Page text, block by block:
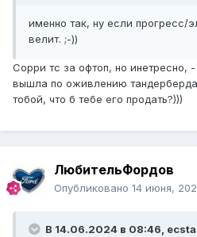
именно так, ну если прогресс/
велит. ;-))
Сорри тс за офтоп, но инетресно,
вышла по оживлению
тобой, что б тебе его продать?)))
ЛюбительФордов
Опубликовано 14 июня,
В 14.06.2024 в 08:46,